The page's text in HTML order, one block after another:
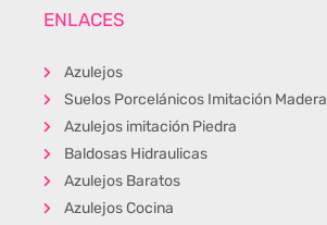
ENLACES
Azulejos
Suelos Porcelánicos Imitación Madera
Azulejos imitación Piedra
Baldosas Hidraulicas
Azulejos Baratos
Azulejos Cocina